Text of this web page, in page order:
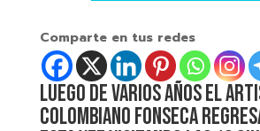
Comparte en tus redes
Luego de varios años el
colombiano FONSECA